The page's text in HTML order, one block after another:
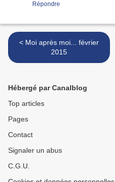
Répondre
< Moi après moi... février
2015
Hébergé par Canalblog
Top articles
Pages
Contact
Signaler un abus
C.G.U.